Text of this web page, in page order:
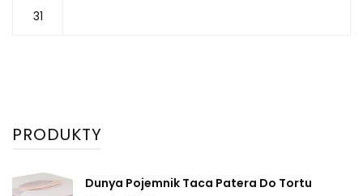
31
PRODUKTY
Dunya Pojemnik Taca Patera Do Tortu